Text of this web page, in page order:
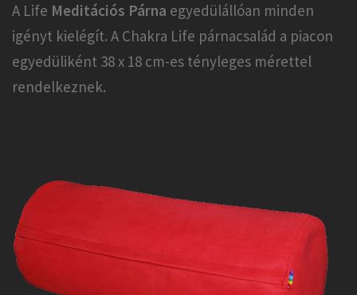
A Life Meditációs Párna egyedülállóan minden
igényt kielégít. A Chakra Life párnacsalád a piacon
egyedüliként 38 x 18 cm-es tényleges mérettel
rendelkeznek.